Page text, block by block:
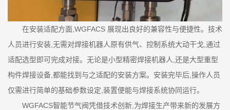
在安装适配方面,WGFACS 展现出良好的兼容性与便捷性。技术
人员进行安装,无需对焊接机器人原有供气、控制系统大动干戈,通过
适配选型即可完成对接。无论是小型精密焊接机器人,还是大型重型
构件焊接设备,都能找到与之适配的安装方案。安装完毕后,操作人员
仅需进行简单的基础参数设定,装置便能与焊接系统协同运行。
WGFACS智能节气阀凭借技术创新,为焊接生产带来新的发展方